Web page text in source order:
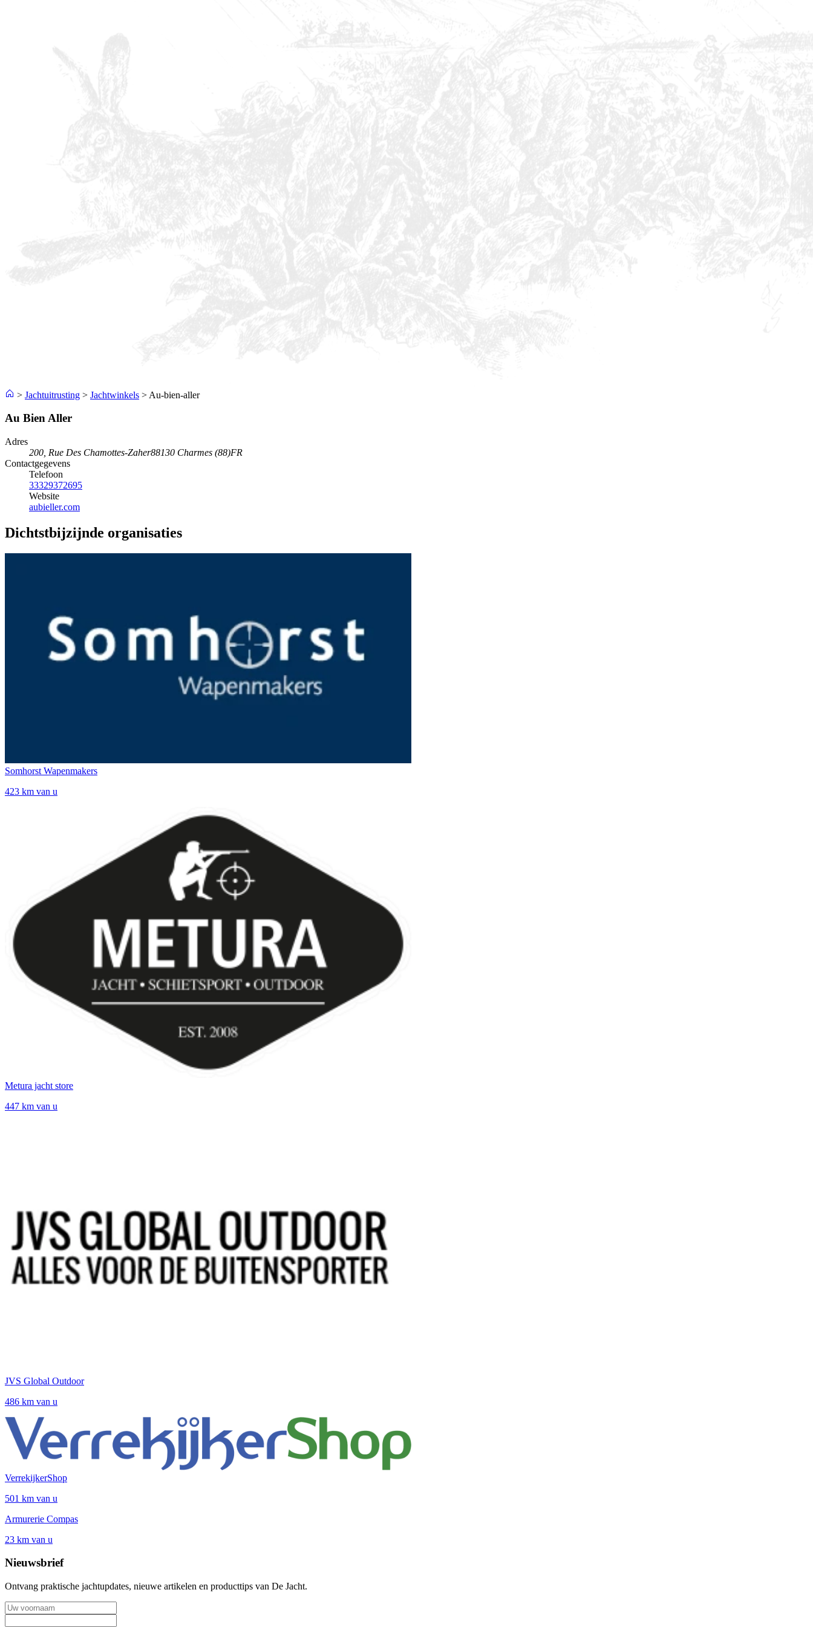
> Jachtuitrusting > Jachtwinkels > Au-bien-aller
Au Bien Aller
Adres
200, Rue Des Chamottes-Zaher88130 Charmes (88)FR
Contactgegevens
Telefoon
33329372695
Website
aubieller.com
Dichtstbijzijnde organisaties
Somhorst Wapenmakers
423 km van u
Metura jacht store
447 km van u
JVS Global Outdoor
486 km van u
VerrekijkerShop
501 km van u
Armurerie Compas
23 km van u
Nieuwsbrief
Ontvang praktische jachtupdates, nieuwe artikelen en producttips van De Jacht.